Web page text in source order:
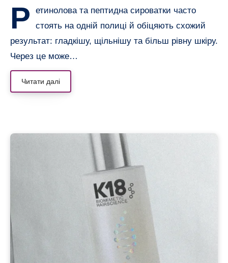
Р
етинолова та пептидна сироватки часто
стоять на одній полиці й обіцяють схожий
результат: гладкішу, щільнішу та більш рівну шкіру.
Через це може…
Читати далі